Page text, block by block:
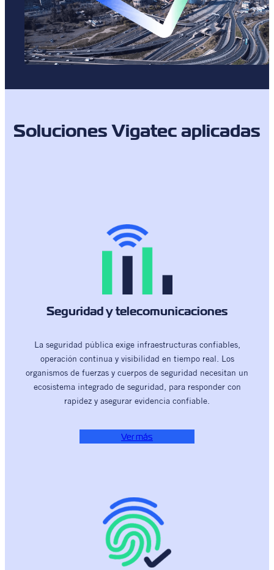
Soluciones Vigatec aplicadas
Seguridad y telecomunicaciones
La seguridad pública exige infraestructuras confiables,
operación continua y visibilidad en tiempo real. Los
organismos de fuerzas y cuerpos de seguridad necesitan un
ecosistema integrado de seguridad, para responder con
rapidez y asegurar evidencia confiable.
Ver más